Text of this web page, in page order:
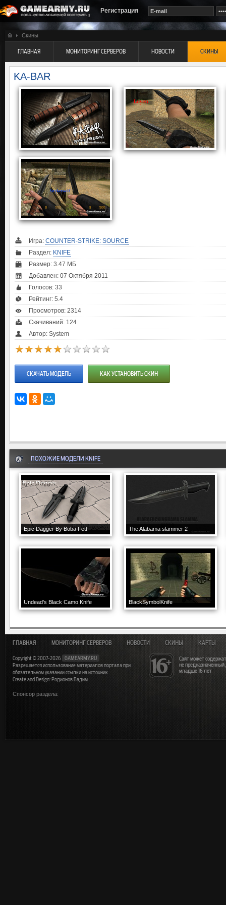
Регистрация
Скины
ГЛАВНАЯ МОНИТОРИНГ СЕРВЕРОВ НОВОСТИ СКИНЫ
KA-BAR
Игра: COUNTER-STRIKE: SOURCE
Раздел: KNIFE
Размер: 3.47 МБ
Добавлен: 07 Октября 2011
Голосов: 33
Рейтинг: 5.4
Просмотров: 2314
Скачиваний: 124
Автор: System
СКАЧАТЬ МОДЕЛЬ КАК УСТАНОВИТЬ СКИН
ПОХОЖИЕ МОДЕЛИ KNIFE
Epic Dagger By Boba Fett The Alabama slammer 2
Undead's Black Camo Knife BlackSymbolKnife
Сайт может
не
младше 16 лет
ГЛАВНАЯ МОНИТОРИНГ СЕРВЕРОВ НОВОСТИ СКИНЫ КАРТЫ
Copyright © 2007-2026
GAMEARMY.RU
Разрешается использование материалов портала при
обязательном указании ссылки на источник
Create and Design: Родионов Вадим
Спонсор раздела: